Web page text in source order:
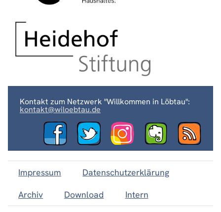
Kontakt zum Netzwerk "Willkommen in Löbtau":
kontakt@wiloebtau.de
Impressum
Datenschutzerklärung
Archiv
Download Intern